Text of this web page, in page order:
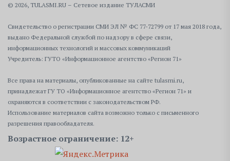
© 2026, TULASMI.RU – Сетевое издание ТУЛАСМИ
Свидетельство о регистрации СМИ ЭЛ № ФС 77-72799 от 17 мая 2018 года,
выдано Федеральной службой по надзору в сфере связи,
информационных технологий и массовых коммуникаций
Учредитель: ГУТО «Информационное агентство «Регион 71»
Все права на материалы, опубликованные на сайте tulasmi.ru,
принадлежат ГУ ТО «Информационное агентство «Регион 71» и
охраняются в соответствии с законодательством РФ.
Использование материалов сайта возможно только с письменного
разрешения правообладателя.
Возрастное ограничение: 12+